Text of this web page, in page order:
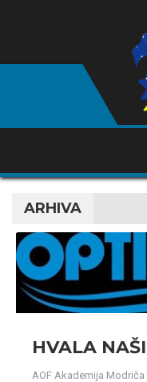
ARHIVA
HVALA
AOF Akademija